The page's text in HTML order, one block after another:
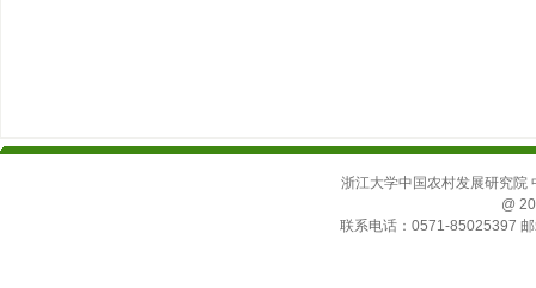
浙江大学中国农村发展研究院
@
联系电话：0571-85025397